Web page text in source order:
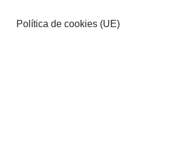
Política de cookies (UE)